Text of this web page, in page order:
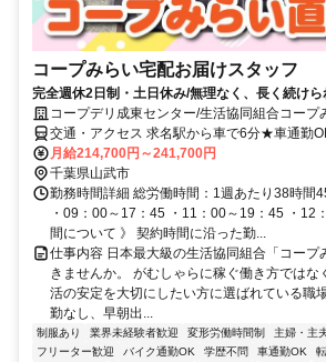
コープみらい宅配お届けスタッフ
完全週休2日制・土日休み/無理なく、長く続けら
コープデリ成東センター/生活協同組合コープ
交通・アクセス 求名駅から車で6分★車通勤
配属先は、入職時期や各センターの人員状況
考慮した上で、募集場所を含む通勤可能な範
ます。
月給214,700円～241,700円
千葉県山武市
勤務時間詳細 総労働時間：1週あたり38時間
・09：00～17：45 ・11：00～19：45 ・12
間について 》 契約時間に沿った勤...
仕事内容 日本最大級の生活協同組合「コープ
きませんか。 がむしゃらに稼ぐ働き方ではな
活の安定を大切にしたい方に選ばれている職
勤なし、早朝出...
制服あり 業界未経験者歓迎 変形労働時間制 主婦・主
フリーター歓迎
バイク通勤OK 学歴不問 車通勤OK